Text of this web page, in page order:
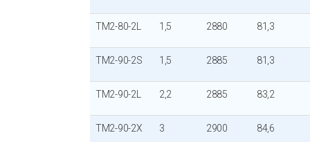
TM2-80-2L 1,5 2880 81,3
TM2-90-2S 1,5 2885 81,3
TM2-90-2L 2,2 2885 83,2
TM2-90-2X 3 2900 84,6